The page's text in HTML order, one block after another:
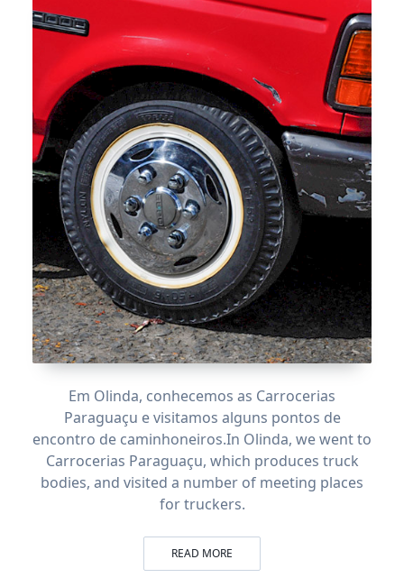
Em Olinda, conhecemos as Carrocerias
Paraguaçu e visitamos alguns pontos de
encontro de caminhoneiros.In Olinda, we went to
Carrocerias Paraguaçu, which produces truck
bodies, and visited a number of meeting places
for truckers.
READ MORE